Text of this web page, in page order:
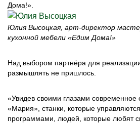
Дома!».
Юлия Высоцкая, арт-директор
кухонной мебели «Едим Дома!»
Над выбором партнёра для
размышлять не пришлось.
«Увидев своими глазами
«Мария», станки, которые
программами, людей, которые любят